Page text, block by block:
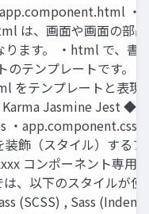
・
は、画面や画面の部
ります。 ・html で、書
のテンプレートです。
をテンプレートと表現
Karma Jasmine Jest ◆
・app.component.css
飾（スタイル）するフ
コンポーネント専用
、以下のスタイルが使
(SCSS) , Sass